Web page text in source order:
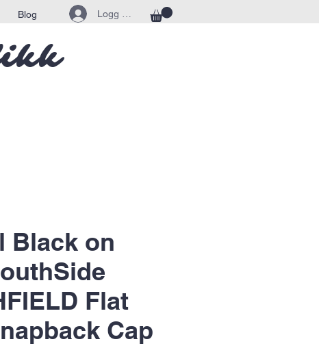
Blog Logg inn
Black on
Flat
Cap